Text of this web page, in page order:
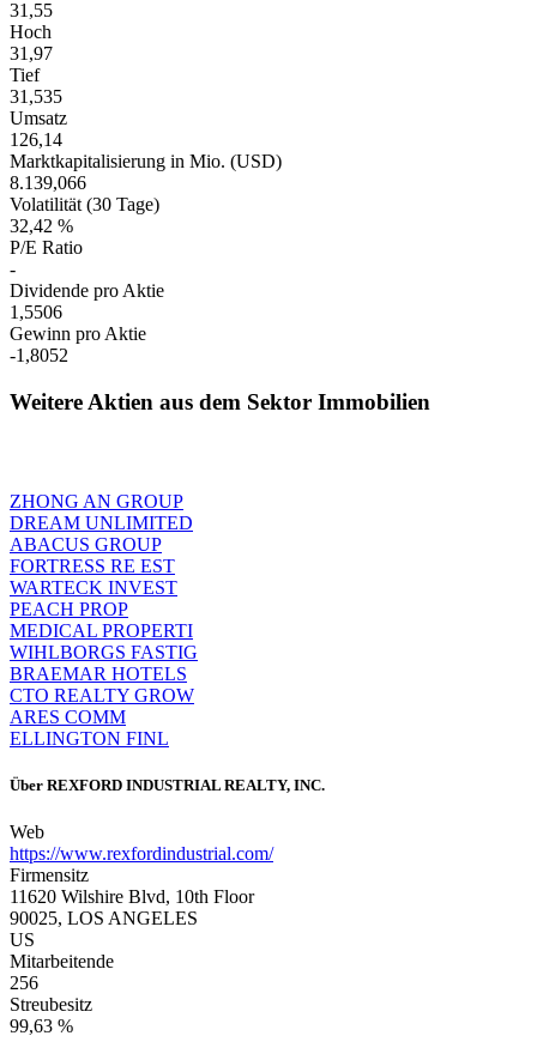
31,55
Hoch
31,97
Tief
31,535
Umsatz
126,14
Marktkapitalisierung in Mio. (USD)
8.139,066
Volatilität (30 Tage)
32,42 %
P/E Ratio
-
Dividende pro Aktie
1,5506
Gewinn pro Aktie
-1,8052
Weitere Aktien aus dem Sektor Immobilien
ZHONG AN GROUP
DREAM UNLIMITED
ABACUS GROUP
FORTRESS RE EST
WARTECK INVEST
PEACH PROP
MEDICAL PROPERTI
WIHLBORGS FASTIG
BRAEMAR HOTELS
CTO REALTY GROW
ARES COMM
ELLINGTON FINL
Über REXFORD INDUSTRIAL REALTY, INC.
Web
https://www.rexfordindustrial.com/
Firmensitz
11620 Wilshire Blvd, 10th Floor
90025, LOS ANGELES
US
Mitarbeitende
256
Streubesitz
99,63 %